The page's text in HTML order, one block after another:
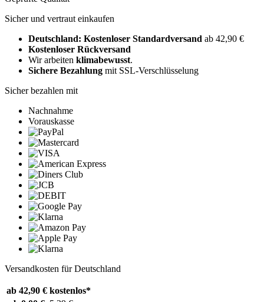
Sicher und vertraut einkaufen
Deutschland: Kostenloser Standardversand ab 42,90 €
Kostenloser Rückversand
Wir arbeiten klimabewusst.
Sichere Bezahlung mit SSL-Verschlüsselung
Sicher bezahlen mit
Nachnahme
Vorauskasse
Versandkosten für Deutschland
ab 42,90 € kostenlos*